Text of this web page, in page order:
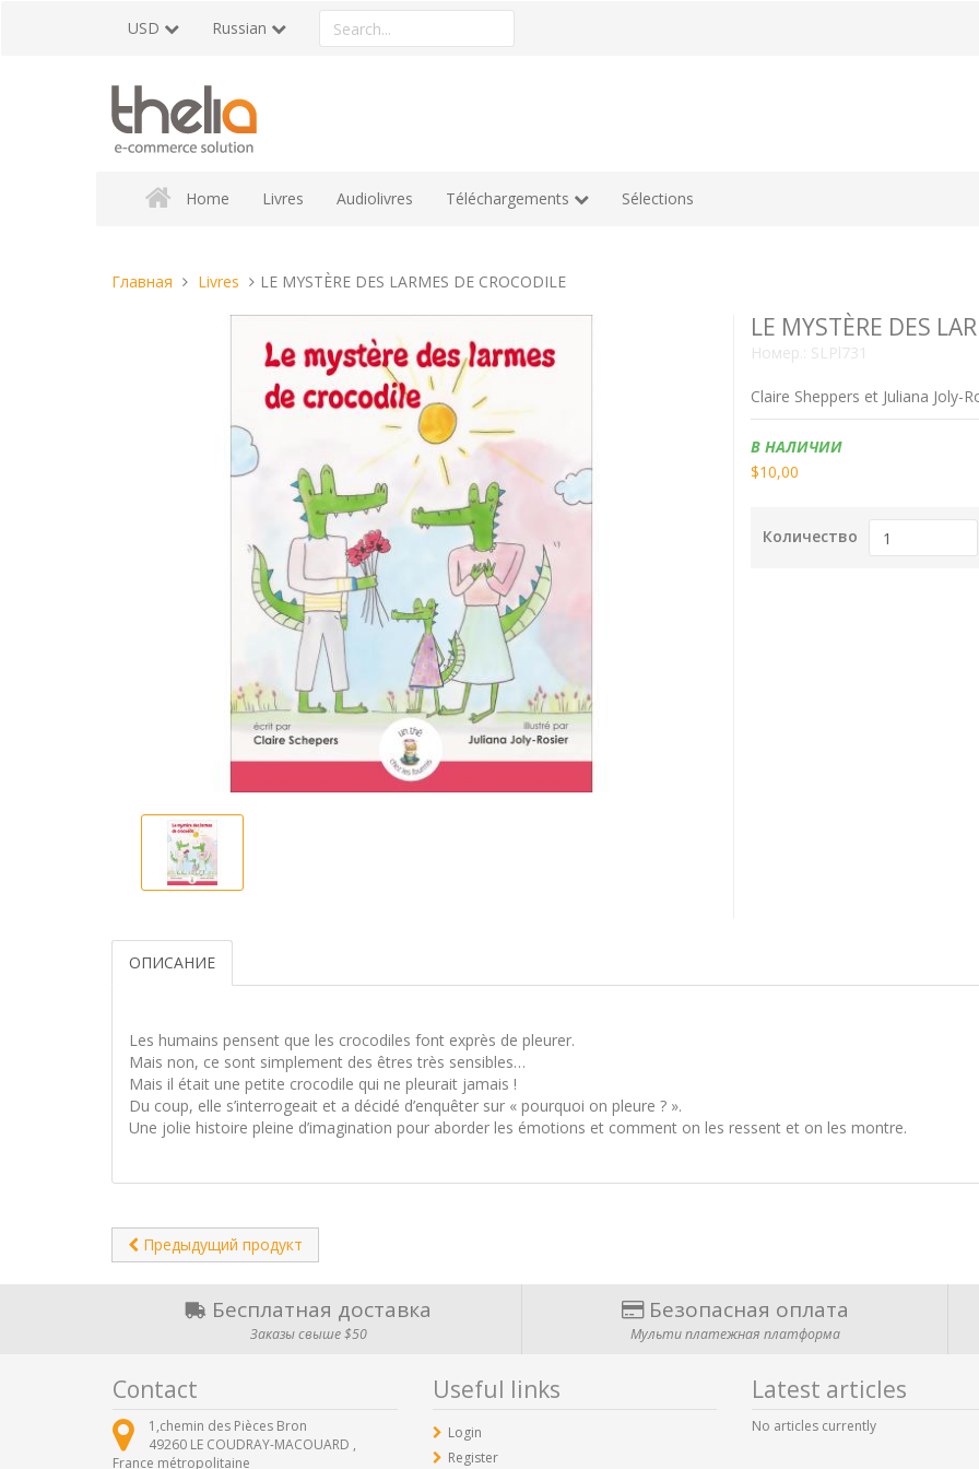
USD Russian
Search
a
Home Livres Audiolivres Téléchargements Sélections
Вы
Главная Livres LE MYSTÈRE DES LARMES DE CROCODILE
LE MYSTÈRE DES
Номер.: SLPl731
Claire Sheppers et Juliana Joly-
Наличие:
В НАЛИЧИИ
$10,00
Количество
ОПИСАНИЕ
Les humains pensent que les crocodiles font exprès de pleurer.
Mais non, ce sont simplement des êtres très sensibles…
Mais il était une petite crocodile qui ne pleurait jamais !
Du coup, elle s’interrogeait et a décidé d’enquêter sur « pourquoi on pleure ? ».
Une jolie histoire pleine d’imagination pour aborder les émotions et comment on les ressent et on les montre.
Предыдущий продукт
Бесплатная доставка
Заказы свыше $50
Безопасная оплата
Мульти платежная платформа
Contact
1,chemin des Pièces Bron
49260 LE COUDRAY-MACOUARD ,
France métropolitaine
Useful links
Login
Register
Latest articles
No articles currently